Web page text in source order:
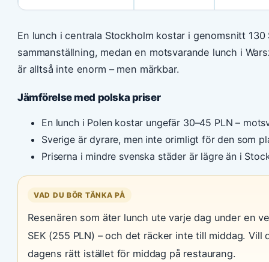
En lunch i centrala Stockholm kostar i genomsnitt
sammanställning, medan en motsvarande lunch i
är alltså inte enorm – men märkbar.
Jämförelse med polska priser
En lunch i Polen kostar ungefär 30–45 PLN –
Sverige är dyrare, men inte orimligt för den som
Priserna i mindre svenska städer är lägre än i
VAD DU BÖR TÄNKA PÅ
Resenären som äter lunch ute varje dag under en
SEK (255 PLN) – och det räcker inte till middag. Vill
dagens rätt istället för middag på restaurang.